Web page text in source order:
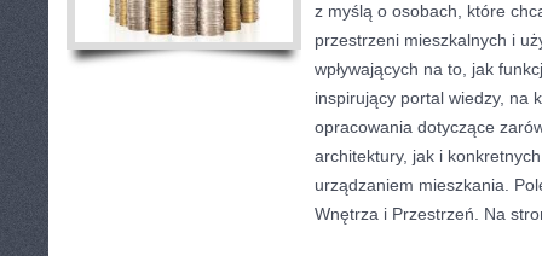
z myślą o osobach, które
przestrzeni mieszkalnych i
wpływających na to, jak
inspirujący portal wiedzy, na
opracowania dotyczące
architektury, jak i
urządzaniem mieszkania.
Wnętrza i Przestrzeń. Na